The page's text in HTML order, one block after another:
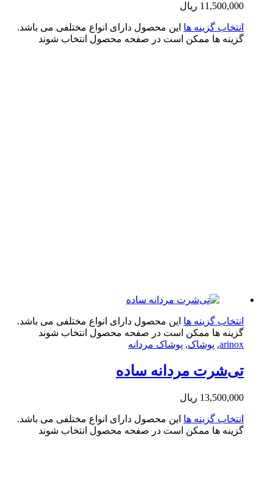
ریال
گزینه ها این محصول دارای انواع مختلفی می باشد.
ها ممکن است در صفحه محصول انتخاب شوند
گزینه ها این محصول دارای انواع مختلفی می باشد.
ها ممکن است در صفحه محصول انتخاب شوند
پوشاک,پوشاک مردانه
مردانه ساده
ریال
گزینه ها این محصول دارای انواع مختلفی می باشد.
ها ممکن است در صفحه محصول انتخاب شوند